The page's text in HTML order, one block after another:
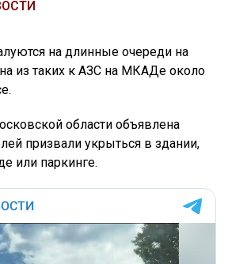
на длинные очереди на
из таких к АЗС на МКАДе около
области объявлена
призвали укрыться в здании,
или паркинге.